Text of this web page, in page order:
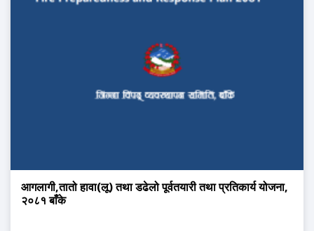
आगलागी,तातो हावा(लू) तथा डढेलो पूर्वतयारी तथा प्रतिकार्य योजना,
२०८१ बाँके